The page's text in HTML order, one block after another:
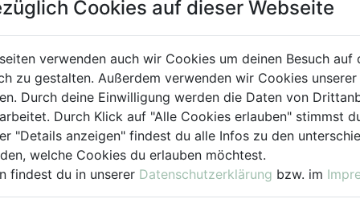
für Jedermann
Cookies auf dieser Webseite
verwenden auch wir Cookies um deinen Besuch auf
zu gestalten. Außerdem verwenden wir Cookies
Durch deine Einwilligung werden die Daten von
Durch Klick auf "Alle Cookies erlauben" stimmst
"Details anzeigen" findest du alle Infos zu den
welche Cookies du erlauben möchtest.
findest du in unserer Datenschutzerklärung bzw. im